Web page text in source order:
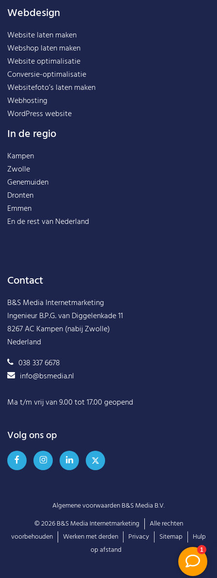
Webdesign
Website laten maken
Webshop laten maken
Website optimalisatie
Conversie-optimalisatie
Websitefoto’s laten maken
Webhosting
WordPress website
In de regio
Kampen
Zwolle
Genemuiden
Dronten
Emmen
En de rest vanNederland
Contact
B&S Media Internetmarketing
Ingenieur B.P.G. van Diggelenkade 11
8267 AC Kampen (nabij Zwolle)
Nederland
038 337 6678
info@bsmedia.nl
Ma t/m vrij van 9.00 tot 17.00 geopend
Volg ons op
Algemene voorwaarden B&S Media B.V.
© 2026B&S Media Internetmarketing
Alle rechten
voorbehouden
Werken met derden Privacy Sitemap
Hulp
op afstand